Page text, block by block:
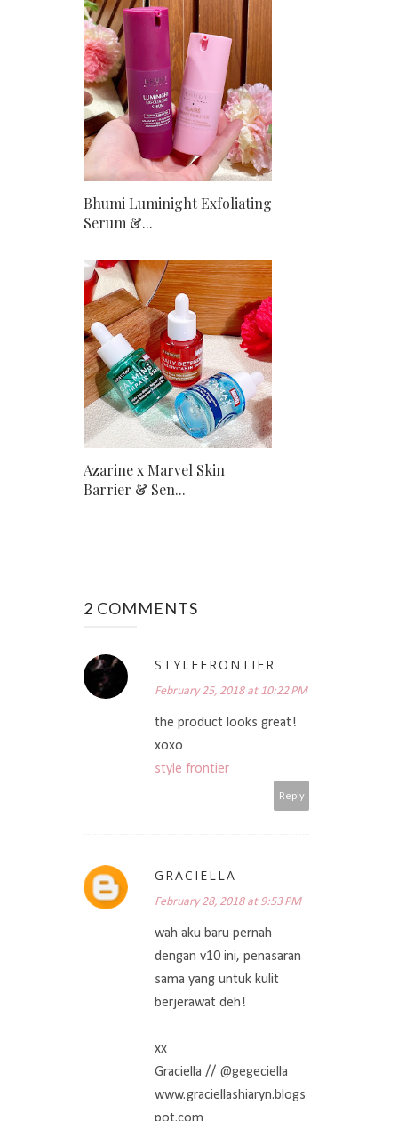
Bhumi Luminight Exfoliating
Serum &...
Azarine x Marvel Skin
Barrier & Sen...
2 COMMENTS
STYLEFRONTIER
February 25, 2018 at 10:22 PM
the product looks great!
xoxo
style frontier
Reply
GRACIELLA
February 28, 2018 at 9:53 PM
wah aku baru pernah
dengan v10 ini, penasaran
sama yang untuk kulit
berjerawat deh!
xx
Graciella // @gegeciella
www.graciellashiaryn.blogs